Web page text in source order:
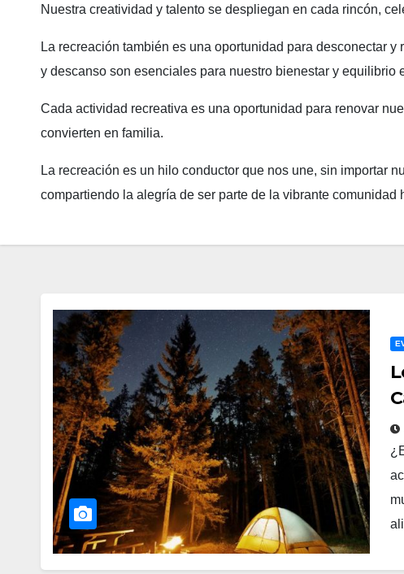
Nuestra creatividad y talento se despliegan en cada rincón,
La recreación también es una oportunidad para desconectar
y descanso son esenciales para nuestro bienestar y equilibrio
Cada actividad recreativa es una oportunidad para renovar
convierten en familia.
La recreación es un hilo conductor que nos une, sin importar
compartiendo la alegría de ser parte de la vibrante comunidad